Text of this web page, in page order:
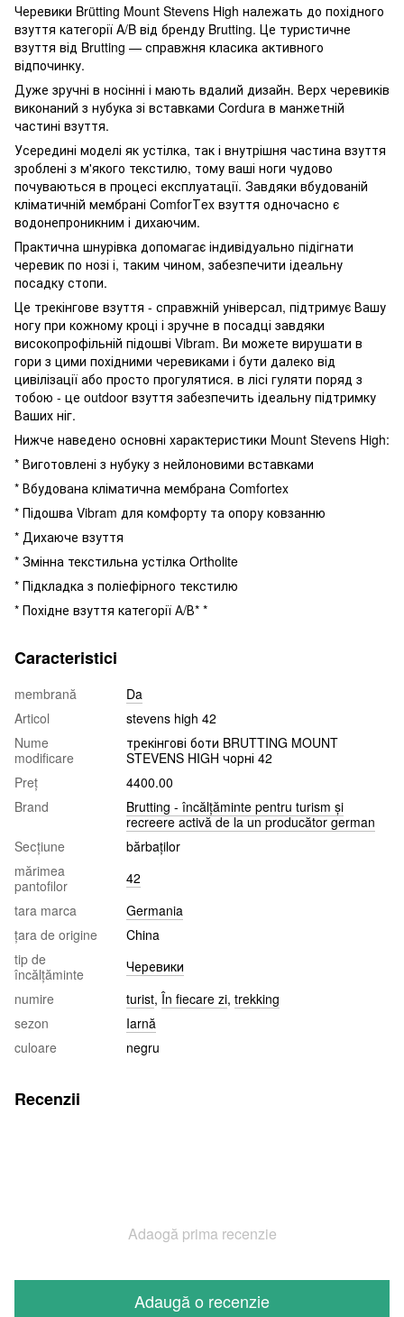
Черевики Brütting Mount Stevens High належать до похідного
взуття категорії A/B від бренду Brutting. Це туристичне
взуття від Brutting — справжня класика активного
відпочинку.
Дуже зручні в носінні і мають вдалий дизайн. Верх черевиків
виконаний з нубука зі вставками Cordura в манжетній
частині взуття.
Усередині моделі як устілка, так і внутрішня частина взуття
зроблені з м'якого текстилю, тому ваші ноги чудово
почуваються в процесі експлуатації. Завдяки вбудованій
кліматичній мембрані ComforТex взуття одночасно є
водонепроникним і дихаючим.
Практична шнурівка допомагає індивідуально підігнати
черевик по нозі і, таким чином, забезпечити ідеальну
посадку стопи.
Це трекінгове взуття - справжній універсал, підтримує Вашу
ногу при кожному кроці і зручне в посадці завдяки
високопрофільній підошві Vibram. Ви можете вирушати в
гори з цими похідними черевиками і бути далеко від
цивілізації або просто прогулятися. в лісі гуляти поряд з
тобою - це outdoor взуття забезпечить ідеальну підтримку
Ваших ніг.
Нижче наведено основні характеристики Mount Stevens High:
* Виготовлені з нубуку з нейлоновими вставками
* Вбудована кліматична мембрана Comfortex
* Підошва Vibram для комфорту та опору ковзанню
* Дихаюче взуття
* Змінна текстильна устілка Ortholite
* Підкладка з поліефірного текстилю
* Похідне взуття категорії А/В* *
Caracteristici
membrană
Da
Articol
stevens high 42
Nume
modificare
трекінгові боти BRUTTING MOUNT
STEVENS HIGH чорні 42
Preț
4400.00
Brand
Brutting - încălțăminte pentru turism și
recreere activă de la un producător german
Seсțiune
bărbaţilor
mărimea
pantofilor
42
tara marca
Germania
țara de origine
China
tip de
încălțăminte
Черевики
numire
turist, În fiecare zi, trekking
sezon
Iarnă
culoare
negru
Recenzii
Adaogă prima recenzie
Adaugă o recenzie